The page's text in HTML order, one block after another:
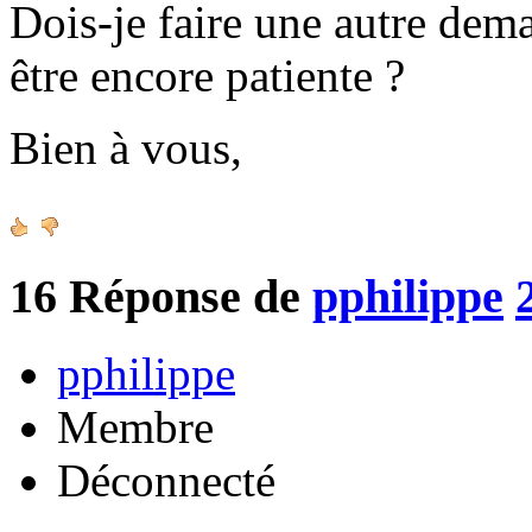
Dois-je faire une autre
être encore patiente ?
Bien à vous,
16 Réponse de pphilippe
pphilippe
Membre
Déconnecté